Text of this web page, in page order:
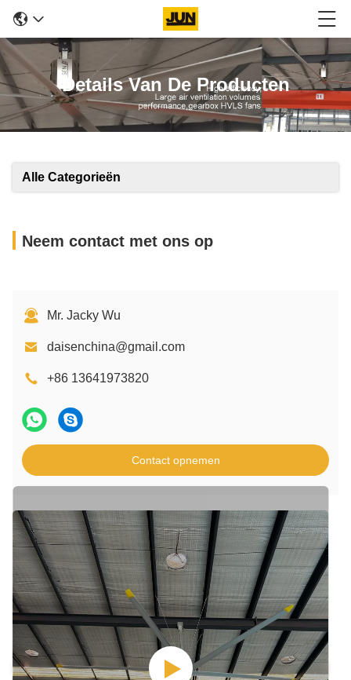
Details Van De Producten
Alle Categorieën
Neem contact met ons op
Mr. Jacky Wu
daisenchina@gmail.com
+86 13641973820
Contact opnemen